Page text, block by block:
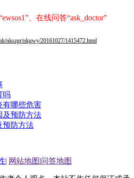
、在线问答“ask_doctor”
nkszgr/nkgwy/20161027/1415472.html
吗
有哪些危害
及预防方法
预防方法
| 网站地图 |问答地图